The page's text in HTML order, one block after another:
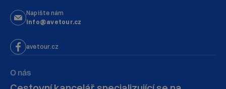
Napište nám
info@avetour.cz
avetour.cz
O nás